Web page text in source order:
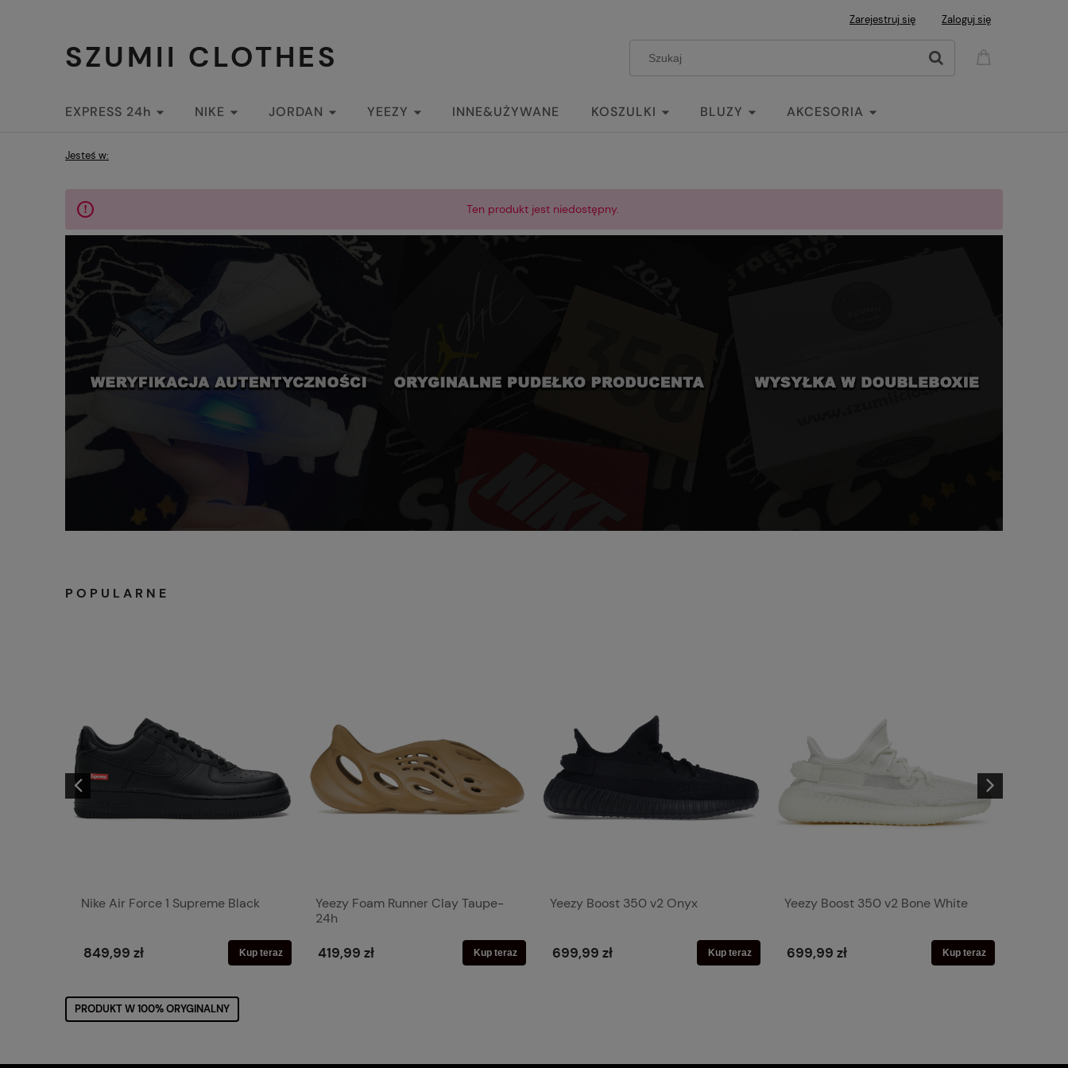
Zarejestruj się Zaloguj się
SZUMII CLOTHES
EXPRESS 24h NIKE JORDAN YEEZY INNE&UŻYWANE KOSZULKI BLUZY AKCESORIA
STREETWEAR
Jesteś w:
Ten produkt jest niedostępny.
POPULARNE
Nike Air Force 1 Supreme Black
849,99 zł Kup teraz
Yeezy Foam Runner Clay Taupe-
24h
419,99 zł Kup teraz
Yeezy Boost 350 v2 Onyx
699,99 zł Kup teraz
Yeezy Boost 350 v2 Bone White
699,99 zł Kup teraz
PRODUKT W 100% ORYGINALNY